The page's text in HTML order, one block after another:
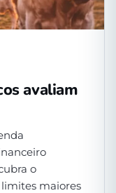
avaliam
o
maiores